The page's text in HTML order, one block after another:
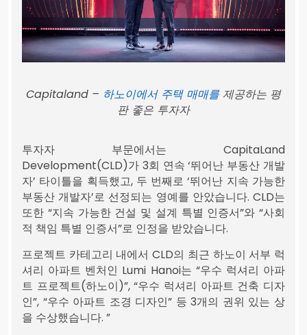
Capitaland – 하노이에서 주택 매매를 제공하는 평
판 좋은 투자자
투자자 부문에서는 CapitaLand
Development(CLD)가 3회 연속 ‘뛰어난 부동산 개발
자’ 타이틀을 획득했고, 두 번째로 ‘뛰어난 지속 가능한
부동산 개발자’로 선정되는 영예를 안았습니다. CLD는
또한 “지속 가능한 건설 및 설계 특별 인증서”와 “사회
적 책임 특별 인증서”로 인정을 받았습니다.
프로젝트 카테고리 내에서 CLD의 최근 하노이 서부 럭
셔리 아파트 벤처인 Lumi Hanoi는 “우수 럭셔리 아파
트 프로젝트(하노이)”, “우수 럭셔리 아파트 건축 디자
인”, “우수 아파트 조경 디자인” 등 3개의 권위 있는 상
을 수상했습니다. ”